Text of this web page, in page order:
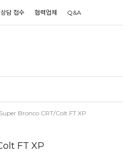
담 접수 협력업체 Q&A
Super Bronco CRT/Colt FT XP
FT XP